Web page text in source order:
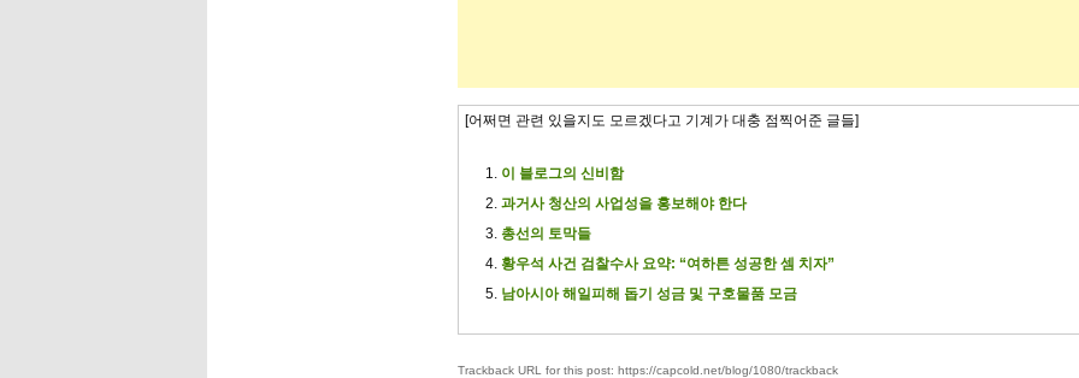
[어쩌면 관련 있을지도 모르겠다고 기계가 대충 점찍어준 글들]
이 블로그의 신비함
과거사 청산의 사업성을 홍보해야 한다
총선의 토막들
황우석 사건 검찰수사 요약: “여하튼 성공한 셈 치자”
남아시아 해일피해 돕기 성금 및 구호물품 모금
Trackback URL for this post: https://capcold.net/blog/1080/trackback